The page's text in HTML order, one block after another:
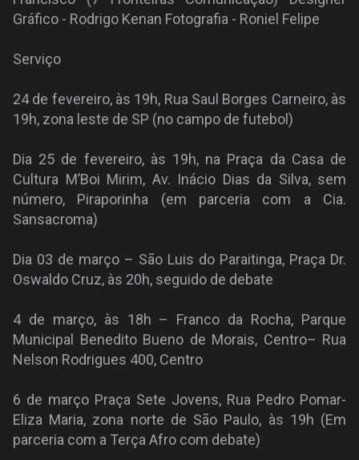
Gráfico - Rodrigo Kenan Fotografia - Roniel Felipe
Serviço
24 de fevereiro, às 19h, Rua Saul Borges Carneiro, às
19h, zona leste de SP (no campo de futebol)
Dia 25 de fevereiro, às 19h, na Praça da Casa de
Cultura M’Boi Mirim, Av. Inácio Dias da Silva, sem
número, Piraporinha (em parceria com a Cia.
Sansacroma)
Dia 03 de março – São Luis do Paraitinga, Praça Dr.
Oswaldo Cruz, às 20h, seguido de debate
4 de março, às 18h – Franco da Rocha, Parque
Municipal Benedito Bueno de Morais, Centro– Rua
Nelson Rodrigues 400, Centro
6 de março Praça Sete Jovens, Rua Pedro Pomar-
Eliza Maria, zona norte de São Paulo, às 19h (Em
parceria com a Terça Afro com debate)